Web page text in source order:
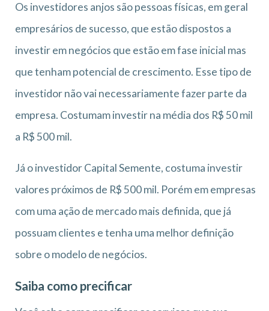
Os investidores anjos são pessoas físicas, em geral
empresários de sucesso, que estão dispostos a
investir em negócios que estão em fase inicial mas
que tenham potencial de crescimento. Esse tipo de
investidor não vai necessariamente fazer parte da
empresa. Costumam investir na média dos R$ 50 mil
a R$ 500 mil.
Já o investidor Capital Semente, costuma investir
valores próximos de R$ 500 mil. Porém em empresas
com uma ação de mercado mais definida, que já
possuam clientes e tenha uma melhor definição
sobre o modelo de negócios.
Saiba como precificar